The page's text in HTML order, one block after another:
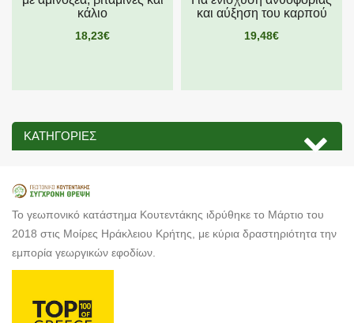
κάλιο
18,23€
και αύξηση του καρπού
19,48€
ΚΑΤΗΓΟΡΊΕΣ
Το γεωπονικό κατάστημα Κουτεντάκης ιδρύθηκε το Μάρτιο του
2018 στις Μοίρες Ηράκλειου Κρήτης, με κύρια δραστηριότητα την
εμπορία γεωργικών εφοδίων.